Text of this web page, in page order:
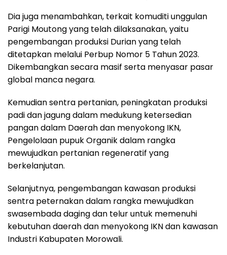
Dia juga menambahkan, terkait komuditi unggulan
Parigi Moutong yang telah dilaksanakan, yaitu
pengembangan produksi Durian yang telah
ditetapkan melalui Perbup Nomor 5 Tahun 2023.
Dikembangkan secara masif serta menyasar pasar
global manca negara.
Kemudian sentra pertanian, peningkatan produksi
padi dan jagung dalam medukung ketersedian
pangan dalam Daerah dan menyokong IKN,
Pengelolaan pupuk Organik dalam rangka
mewujudkan pertanian regeneratif yang
berkelanjutan.
Selanjutnya, pengembangan kawasan produksi
sentra peternakan dalam rangka mewujudkan
swasembada daging dan telur untuk memenuhi
kebutuhan daerah dan menyokong IKN dan kawasan
Industri Kabupaten Morowali.